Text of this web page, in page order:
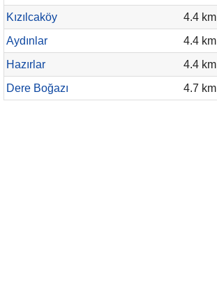
Kızılcaköy
4.4 km
Aydınlar
4.4 km
Hazırlar
4.4 km
Dere Boğazı
4.7 km